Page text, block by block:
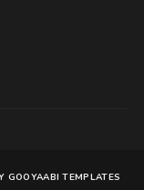
GOOYAABI TEMPLATES